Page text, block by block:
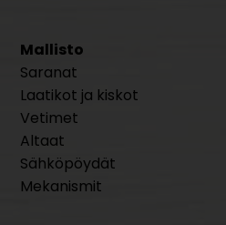
Mallisto
Saranat
Laatikot ja kiskot
Vetimet
Altaat
Sähköpöydät
Mekanismit